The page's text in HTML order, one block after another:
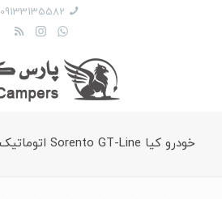
09133135582
خودرو کیا Sorento GT-Line اتوماتیک سال 2017 فول آپشن